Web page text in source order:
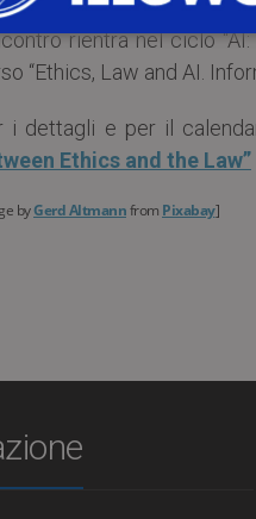
rientra nel ciclo
“Ethics, Law and AI.
i dettagli e per il
Ethics and the Law”
byGerd Altmannfrom Pixabay]